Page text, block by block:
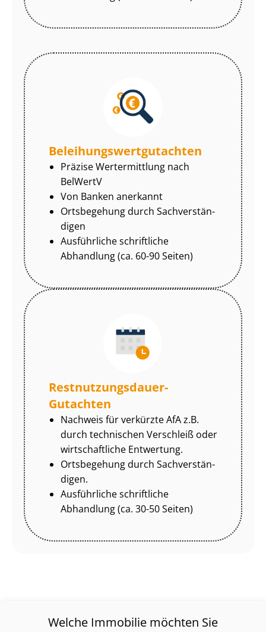
Be­lei­hungs­wert­gut­ach­ten
Präzise Wertermittlung nach
BelWertV
Von Banken anerkannt
Ortsbegehung durch Sach­ver­stän­
di­gen
Ausführliche schriftliche
Abhandlung (ca. 60-90 Seiten)
Rest­nut­zungs­dau­er-
Gutachten
Nachweis für verkürzte AfA z.B.
durch technischen Verschleiß oder
wirtschaftliche Entwertung.
Ortsbegehung durch Sach­ver­stän­
di­gen.
Ausführliche schriftliche
Abhandlung (ca. 30-50 Seiten)
Welche Immobilie möchten Sie